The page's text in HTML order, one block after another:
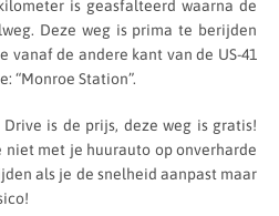
is geasfalteerd waarna de
Deze weg is prima te berijden
vanaf de andere kant van de US-41
“Monroe Station”.
is de prijs, deze weg is gratis!
met je huurauto op onverharde
als je de snelheid aanpast maar